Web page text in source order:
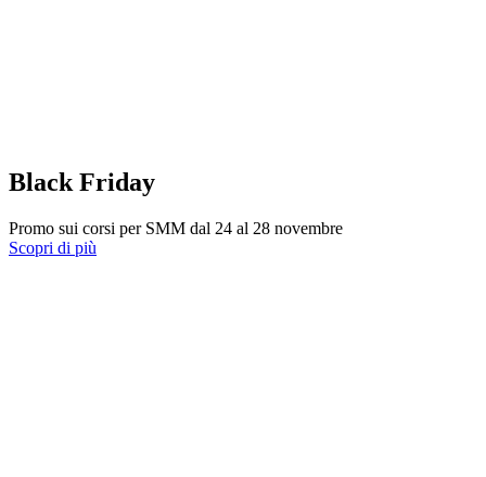
Black Friday
Promo sui corsi per SMM dal 24 al 28 novembre
Scopri di più